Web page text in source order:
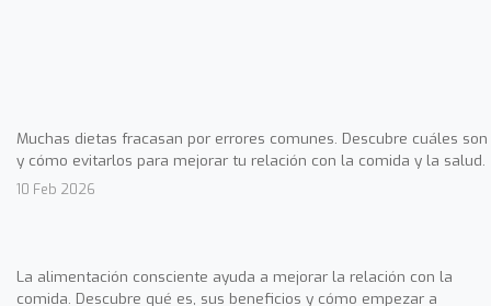
Muchas dietas fracasan por errores comunes. Descubre cuáles son
y cómo evitarlos para mejorar tu relación con la comida y la salud.
10 Feb 2026
La alimentación consciente ayuda a mejorar la relación con la
comida. Descubre qué es, sus beneficios y cómo empezar a